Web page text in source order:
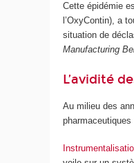
Cette épidémie
l’OxyContin), a
situation de
Manufacturing
L’avidité
Au milieu des